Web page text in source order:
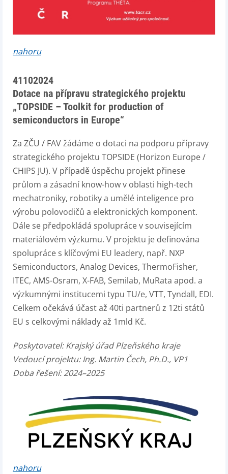
nahoru
41102024
Dotace na přípravu strategického projektu
„TOPSIDE – Toolkit for production of
semiconductors in Europe“
Za ZČU / FAV žádáme o dotaci na podporu přípravy
strategického projektu TOPSIDE (Horizon Europe /
CHIPS JU). V případě úspěchu projekt přinese
průlom a zásadní know-how v oblasti high-tech
mechatroniky, robotiky a umělé inteligence pro
výrobu polovodičů a elektronických komponent.
Dále se předpokládá spolupráce v souvisejícím
materiálovém výzkumu. V projektu je definována
spolupráce s klíčovými EU leadery, např. NXP
Semiconductors, Analog Devices, ThermoFisher,
ITEC, AMS-Osram, X-FAB, Semilab, MuRata apod. a
výzkumnými institucemi typu TU/e, VTT, Tyndall, EDI.
Celkem očekává účast až 40ti partnerů z 12ti států
EU s celkovými náklady až 1mld Kč.
Poskytovatel:Krajský úřad Plzeňského kraje
Vedoucí projektu:Ing. Martin Čech, Ph.D., VP1
Doba řešení: 2024–2025
nahoru